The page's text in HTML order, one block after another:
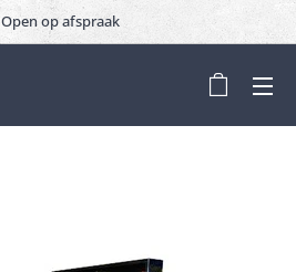
Open op afspraak